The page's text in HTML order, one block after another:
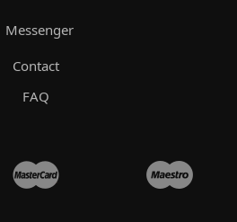
Messenger
Contact
FAQ